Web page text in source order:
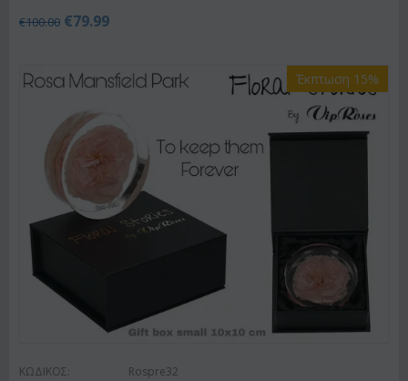
€100.00 €79.99
Έκπτωση 15%
ΚΩΔΙΚΟΣ: Rospre32